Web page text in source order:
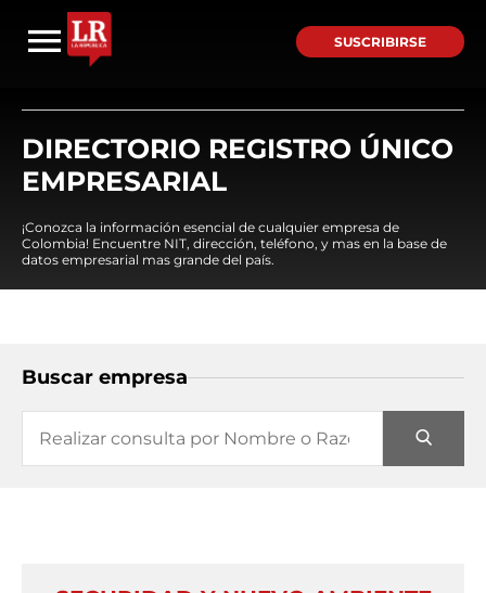
SUSCRIBIRSE
DIRECTORIO REGISTRO ÚNICO
EMPRESARIAL
¡Conozca la información esencial de cualquier empresa de
Colombia! Encuentre NIT, dirección, teléfono, y mas en la base de
datos empresarial mas grande del país.
Buscar empresa